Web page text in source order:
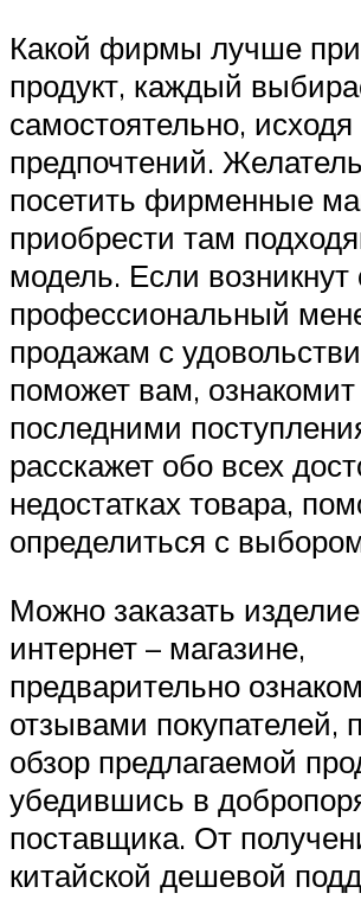
Какой фирмы лучше
продукт, каждый
самостоятельно,
предпочтений.
посетить фирменные
приобрести там
модель. Если возникнут
профессиональный
продажам с
поможет вам, ознакомит
последними
расскажет обо всех
недостатках товара,
определиться с
Можно заказать
интернет – магазине,
предварительно
отзывами покупателей,
обзор предлагаемой
убедившись в
поставщика. От
китайской дешевой